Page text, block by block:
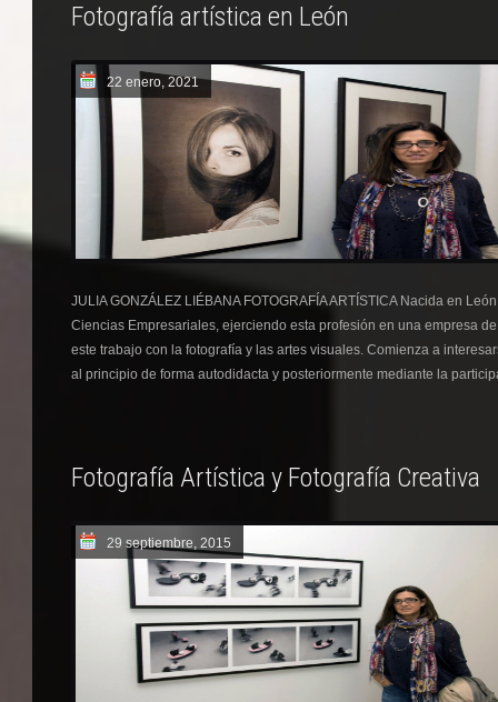
Fotografía artística en León
22 enero, 2021
JULIA GONZÁLEZ LIÉBANA FOTOGRAFÍA ARTÍSTICA Nacida en
Ciencias Empresariales, ejerciendo esta profesión en una empresa
este trabajo con la fotografía y las artes visuales. Comienza a
al principio de forma autodidacta y posteriormente mediante la
Fotografía Artística y Fotografía Creativa
29 septiembre, 2015